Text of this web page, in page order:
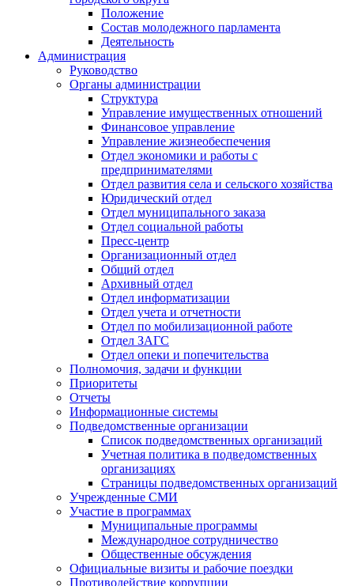
Положение
Состав молодежного парламента
Деятельность
Администрация
Руководство
Органы администрации
Структура
Управление имущественных отношений
Финансовое управление
Управление жизнеобеспечения
Отдел экономики и работы с
предпринимателями
Отдел развития села и сельского хозяйства
Юридический отдел
Отдел муниципального заказа
Отдел социальной работы
Пресс-центр
Организационный отдел
Общий отдел
Архивный отдел
Отдел информатизации
Отдел учета и отчетности
Отдел по мобилизационной работе
Отдел ЗАГС
Отдел опеки и попечительства
Полномочия, задачи и функции
Приоритеты
Отчеты
Информационные системы
Подведомственные организации
Список подведомственных организаций
Учетная политика в подведомственных
организациях
Страницы подведомственных организаций
Учрежденные СМИ
Участие в программах
Муниципальные программы
Международное сотрудничество
Общественные обсуждения
Официальные визиты и рабочие поездки
Противодействие коррупции